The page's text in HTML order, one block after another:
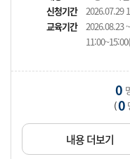
신청기간
2026.07.29
교육기간
2026.08.23
0
(0
내용 더보기